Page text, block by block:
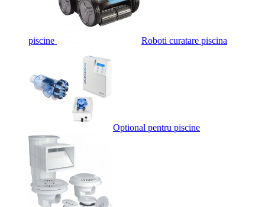
piscine Roboti curatare piscina
Optional pentru piscine